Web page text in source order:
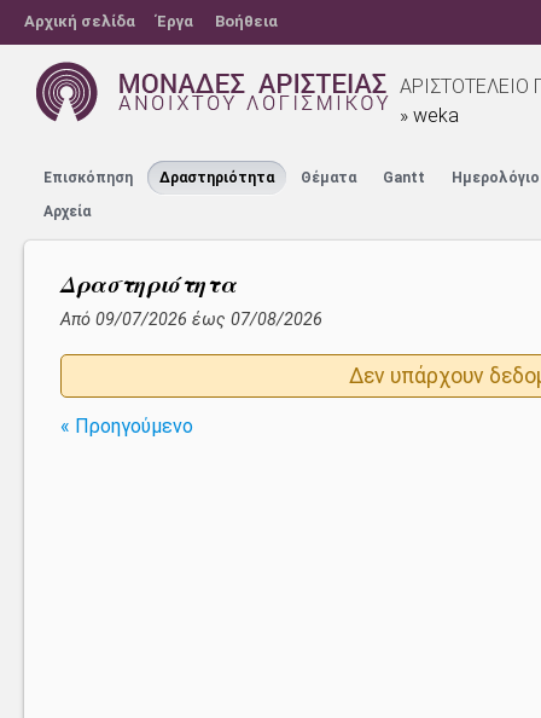
Αρχική σελίδα Έργα Βοήθεια
ΑΡΙΣΤΟΤΕΛΕΙΟ
» weka
Επισκόπηση Δραστηριότητα Θέματα Gantt
Ημερολόγιο
Αρχεία
Δραστηριότητα
Από 09/07/2026 έως 07/08/2026
Δεν υπάρχουν
« Προηγούμενο